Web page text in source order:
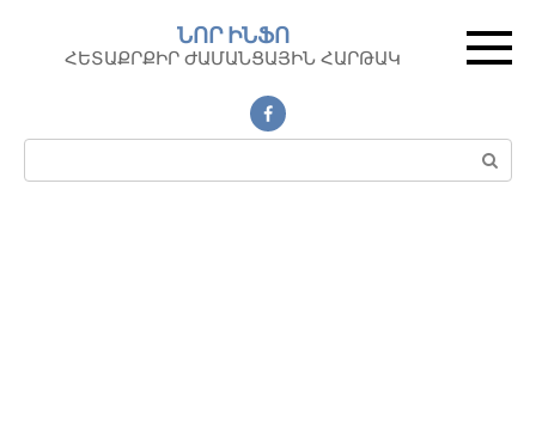
контенту
ՆՈՐ ԻՆՖՈ
ՀԵՏԱՔՐՔԻՐ ԺԱՄԱՆՑԱՅԻՆ ՀԱՐԹԱԿ
Поиск: